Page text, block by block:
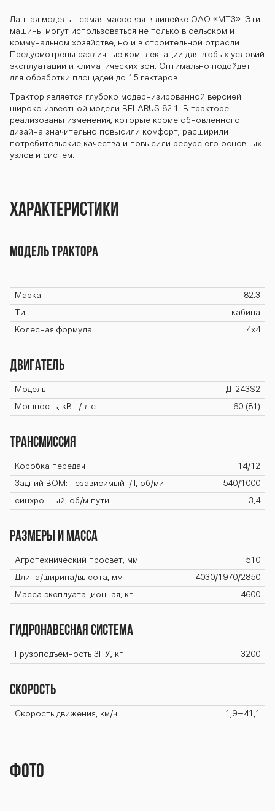
ya-800-82-3 s
eriya-800-82-
3 seriya-800-8
2-3 seriya-800
-82-3 seriya-8
00-82-3 seriya
-800-82-3 seri
ya-800-82-3 s
eriya-800-82-
3 seriya-800-8
2-3 seriya-800
-82-3 seriya-8
00-82-3 seriya
-800-82-3 seri
ya-800-82-3 s
Данная модель - самая массовая в линейке ОАО «МТЗ». Эти
машины могут использоваться не только в сельском и
коммунальном хозяйстве, но и в строительной отрасли.
Предусмотрены различные комплектации для любых условий
эксплуатации и климатических зон. Оптимально подойдет
для обработки площадей до 15 гектаров.
Трактор является глубоко модернизированной версией
широко известной модели BELARUS 82.1. В тракторе
реализованы измене­ния, которые кроме обновленного
дизайна значительно повысили комфорт, расширили
потребительские качества и повысили ресурс его основных
узлов и систем.
Характеристики
МОДЕЛЬ ТРАКТОРА
Марка 82.3
Тип кабина
Колесная формула 4х4
ДВИГАТЕЛЬ
Модель Д-243S2
Мощность, кВт / л.с. 60 (81)
ТРАНСМИССИЯ
Коробка передач 14/12
Задний BOM: независимый I/II, об/мин 540/1000
синхронный, об/м пути 3,4
РАЗМЕРЫ И МАССА
Агротехнический просвет, мм 510
Длина/ширина/высота, мм 4030/1970/2850
Масса эксплуатационная, кг 4600
ГИДРОНАВЕСНАЯ СИСТЕМА
Грузоподъемность ЗНУ, кг 3200
Скорость
Скорость движения, км/ч 1,9–41,1
Фото